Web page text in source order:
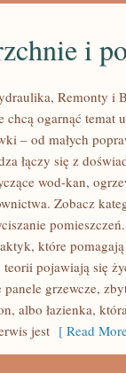
i
Remonty i
chcą ogarnąć temat
– od małych
łączy się z
wod-kan,
Zobacz
które
teorii pojawiają się
grzewcze,
albo łazienka,
jest [ Read